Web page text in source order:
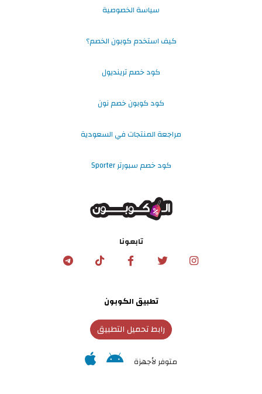
سياسة الخصوصية
كيف استخدم كوبون الخصم؟
كود خصم ترينديول
كود كوبون خصم نون
مراجعة المنتجات في السعودية
كود خصم سبورتر Sporter
تابعونا
تطبيق الكوبون
رابط تحميل التطبيق
متوفر لأجهزة